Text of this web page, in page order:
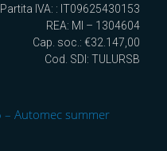
Partita IVA: : IT09625430153
REA: MI – 1304604
Cap. soc.: €32.147,00
Cod. SDI: TULURSB
– Automec summer